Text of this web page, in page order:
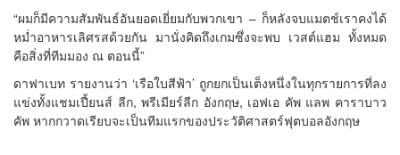
“ผมก็มีความสัมพันธ์อันยอดเยี่ยมกับพวกเขา – ก็หลังจบแมตช์เราคงได้
หม่ำอาหารเลิศรสด้วยกัน มานั่งคิดถึงเกมซึ่งจะพบ เวสต์แฮม ทั้งหมด
คือสิ่งที่ทีมมอง ณ ตอนนี้”
ดาฟาเบท รายงานว่า ‘เรือใบสีฟ้า’ ถูกยกเป็นเต็งหนึ่งในทุกรายการที่ลง
แข่งทั้งแชมเปี้ยนส์ ลีก, พรีเมียร์ลีก อังกฤษ, เอฟเอ คัพ แลพ คาราบาว
คัพ หากกวาดเรียบจะเป็นทีมแรกของประวัติศาสตร์ฟุตบอลอังกฤษ